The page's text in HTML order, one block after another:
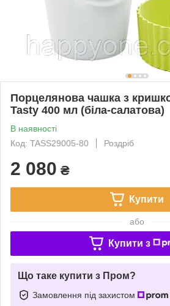
Порцелянова чашка з
Tasty 400 мл (біла-салатова)
В наявності
Код: TASS29005-80
Роздріб
2 080 ₴
Купити
або
Купити з
Що таке купити з Пром?
Замовлення під захистом